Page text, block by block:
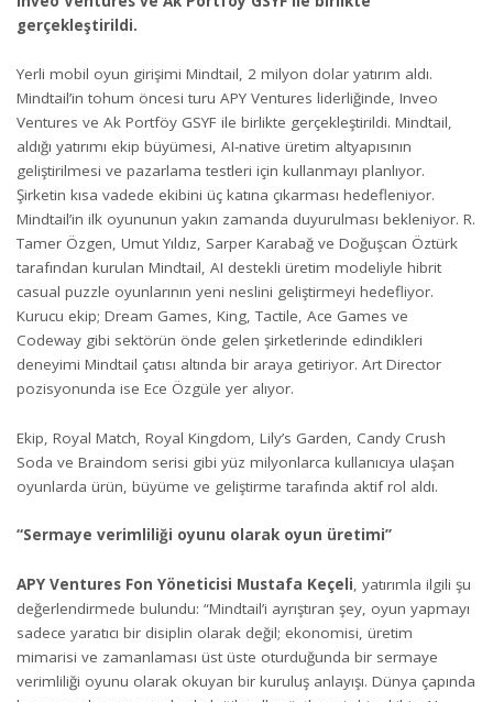
gerçekleştirildi.
Yerli mobil oyun girişimi Mindtail, 2 milyon dolar yatırım aldı.
Mindtail’in tohum öncesi turu APY Ventures liderliğinde, Inveo
Ventures ve Ak Portföy GSYF ile birlikte gerçekleştirildi. Mindtail,
aldığı yatırımı ekip büyümesi, AI-native üretim altyapısının
geliştirilmesi ve pazarlama testleri için kullanmayı planlıyor.
Şirketin kısa vadede ekibini üç katına çıkarması hedefleniyor.
Mindtail’in ilk oyununun yakın zamanda duyurulması bekleniyor. R.
Tamer Özgen, Umut Yıldız, Sarper Karabağ ve Doğuşcan Öztürk
tarafından kurulan Mindtail, AI destekli üretim modeliyle hibrit
casual puzzle oyunlarının yeni neslini geliştirmeyi hedefliyor.
Kurucu ekip; Dream Games, King, Tactile, Ace Games ve
Codeway gibi sektörün önde gelen şirketlerinde edindikleri
deneyimi Mindtail çatısı altında bir araya getiriyor. Art Director
pozisyonunda ise Ece Özgüle yer alıyor.
Ekip, Royal Match, Royal Kingdom, Lily’s Garden, Candy Crush
Soda ve Braindom serisi gibi yüz milyonlarca kullanıcıya ulaşan
oyunlarda ürün, büyüme ve geliştirme tarafında aktif rol aldı.
“Sermaye verimliliği oyunu olarak oyun üretimi”
APY Ventures Fon Yöneticisi Mustafa Keçeli, yatırımla ilgili şu
değerlendirmede bulundu: “Mindtail’i ayrıştıran şey, oyun yapmayı
sadece yaratıcı bir disiplin olarak değil; ekonomisi, üretim
mimarisi ve zamanlaması üst üste oturduğunda bir sermaye
verimliliği oyunu olarak okuyan bir kuruluş anlayışı. Dünya çapında